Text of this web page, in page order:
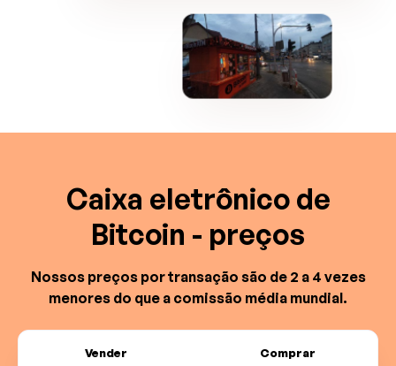
Caixa eletrônico de
Bitcoin - preços
Nossos preços por transação são de 2 a 4 vezes
menores do que a comissão média mundial.
Vender Comprar